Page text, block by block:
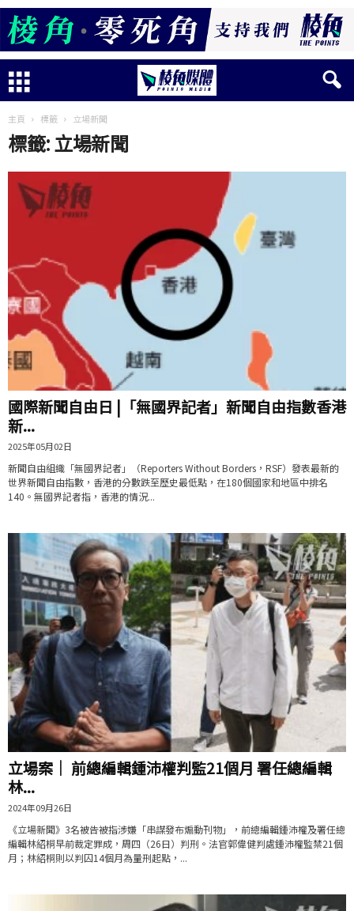
主頁 標籤 立場新聞
標籤: 立場新聞
國際新聞自由日 |「無國界記者」新聞自由指數香港
新...
2025年05月02日
新聞自由組織「無國界記者」（Reporters Without Borders，RSF）發表最新的
世界新聞自由指數，香港的分數跌至歷史最低點，在180個國家和地區中排名
140。無國界記者指，香港的情況...
立場案｜ 前總編輯鍾沛權判監21個月 署任總編輯
林...
2024年09月26日
《立場新聞》3名被告被指涉嫌「串謀發布煽動刊物」，前總編輯鍾沛權及署任總
編輯林紹桐早前裁定罪成，周四（26日）判刑。法官郭偉健判處鍾沛權監禁21個
月；林紹桐則以判囚14個月為量刑起點，...